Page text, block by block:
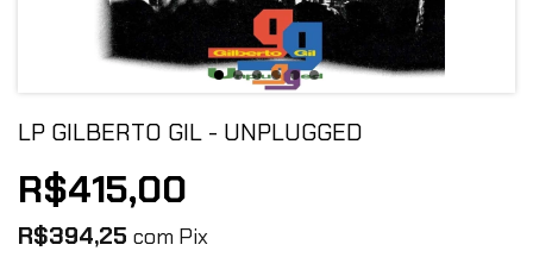
LP GILBERTO GIL - UNPLUGGED
R$415,00
R$394,25 com Pix